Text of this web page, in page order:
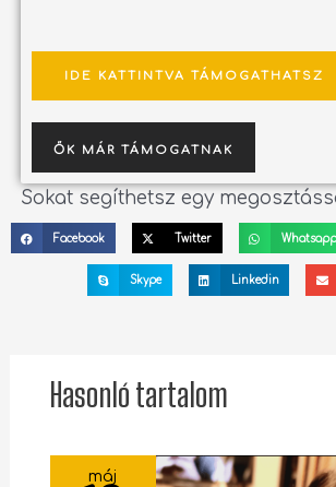
IDE KATTINTVA TÁMOGATHATSZ
ŐK MÁR TÁMOGATNAK
Sokat segíthetsz egy
Facebook Twitter Whatsapp
Skype Linkedin
Hasonló tartalom
máj